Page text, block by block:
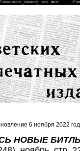
6 ноября 2022
НОВЫЕ